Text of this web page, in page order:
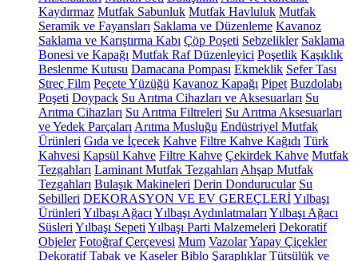
Kaydırmaz Mutfak Sabunluk Mutfak Havluluk Mutfak
Seramik ve Fayansları Saklama ve Düzenleme Kavanoz
Saklama ve Karıştırma Kabı Çöp Poşeti Sebzelikler Saklama
Bonesi ve Kapağı Mutfak Raf Düzenleyici Poşetlik Kaşıklık
Beslenme Kutusu Damacana Pompası Ekmeklik Sefer Tası
Streç Film Peçete Yüzüğü Kavanoz Kapağı Pipet Buzdolabı
Poşeti Doypack Su Arıtma Cihazları ve Aksesuarları Su
Arıtma Cihazları Su Arıtma Filtreleri Su Arıtma Aksesuarları
ve Yedek Parçaları Arıtma Musluğu Endüstriyel Mutfak
Ürünleri Gıda ve İçecek Kahve Filtre Kahve Kağıdı Türk
Kahvesi Kapsül Kahve Filtre Kahve Çekirdek Kahve Mutfak
Tezgahları Laminant Mutfak Tezgahları Ahşap Mutfak
Tezgahları Bulaşık Makineleri Derin Dondurucular Su
Sebilleri DEKORASYON VE EV GEREÇLERİYılbaşı
Ürünleri Yılbaşı Ağacı Yılbaşı Aydınlatmaları Yılbaşı Ağacı
Süsleri Yılbaşı Sepeti Yılbaşı Parti Malzemeleri Dekoratif
Objeler Fotoğraf Çerçevesi Mum VazolarYapay Çiçekler
Dekoratif Tabak ve Kaseler Biblo Şaraplıklar Tütsülük ve